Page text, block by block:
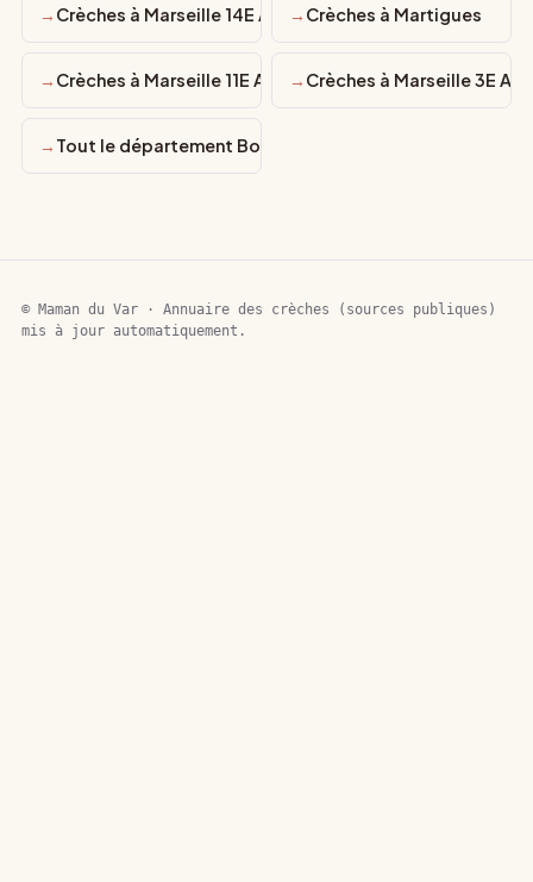
Crèches à Marseille 14E ArrondissementCrèches à Martigues
Crèches à Marseille 11E ArrondissementCrèches à Marseille 3E
Tout le département Bouches-du-Rhône
© Maman du Var · Annuaire des crèches (sources publiques)
mis à jour automatiquement.